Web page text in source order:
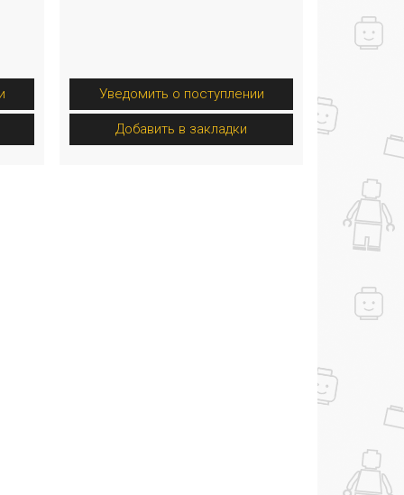
Уведомить о поступлении
Добавить в закладки